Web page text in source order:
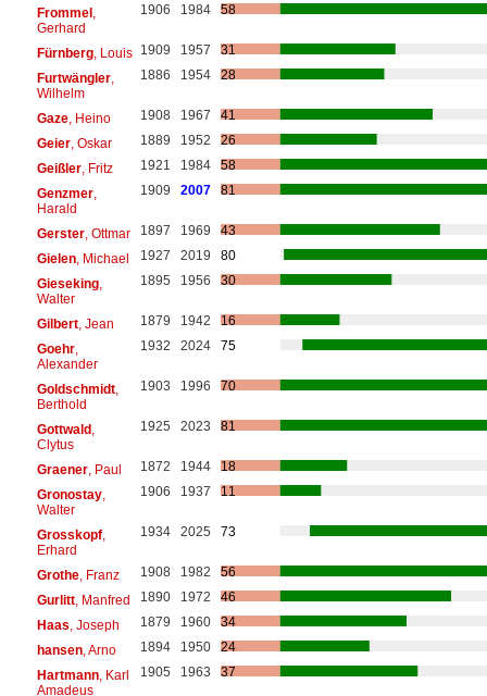
Frommel,
Gerhard
1906 1984 58
Fürnberg, Louis 1909 1957
31
Furtwängler,
Wilhelm
1886 1954 28
Gaze, Heino 1908 1967
41
Geier, Oskar 1889 1952
26
Geißler, Fritz 1921 1984
58
Genzmer,
Harald
1909 2007 81
Gerster, Ottmar 1897 1969
43
Gielen, Michael 1927 2019
80
Gieseking,
Walter
1895 1956 30
Gilbert, Jean 1879 1942
16
Goehr,
Alexander
1932 2024 75
Goldschmidt,
Berthold
1903 1996 70
Gottwald,
Clytus
1925 2023 81
Graener, Paul 1872 1944
18
Gronostay,
Walter
1906 1937 11
Grosskopf,
Erhard
1934 2025 73
Grothe, Franz 1908 1982
56
Gurlitt, Manfred 1890 1972
46
Haas , Joseph 1879 1960
34
hansen, Arno 1894 1950
24
Hartmann, Karl
Amadeus
1905 1963 37